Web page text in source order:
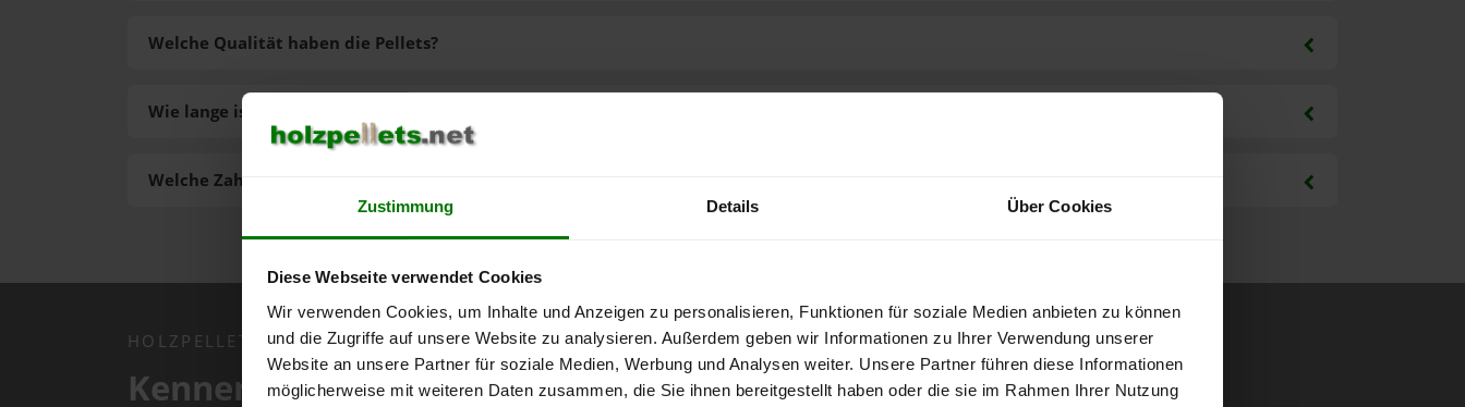
Zustimmung Details Über Cookies
Diese Webseite verwendet Cookies
Wir verwenden Cookies, um Inhalte und Anzeigen zu personalisieren, Funktionen für soziale Medien anbieten zu können
und die Zugriffe auf unsere Website zu analysieren. Außerdem geben wir Informationen zu Ihrer Verwendung unserer
Website an unsere Partner für soziale Medien, Werbung und Analysen weiter. Unsere Partner führen diese Informationen
möglicherweise mit weiteren Daten zusammen, die Sie ihnen bereitgestellt haben oder die sie im Rahmen Ihrer Nutzung
Welche Zahlungsarten gibt es?
Welche Qualität haben die Pellets?
Wie lange ist die Lieferzeit der Pellets?
HOLZPELLETS.NET APP
Kennen Sie schon unsere kostenlose